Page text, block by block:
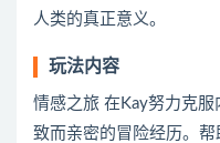
人类的真正意义。
玩法内容
情感之旅 在Kay努力克
致而亲密的冒险经历。